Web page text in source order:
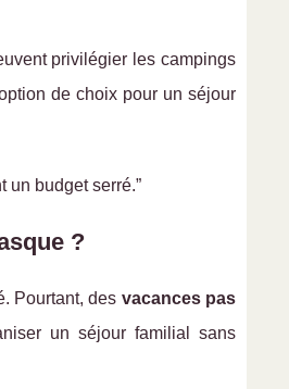
privilégier les campings
de choix pour un séjour
un budget serré.”
?
Pourtant, des vacances pas
un séjour familial sans